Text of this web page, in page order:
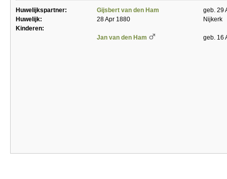
Huwelijkspartner: Gijsbert van den Ham
geb. 29
Huwelijk:
28 Apr 1880
Nijkerk
Kinderen:
Jan van den Ham
geb. 16